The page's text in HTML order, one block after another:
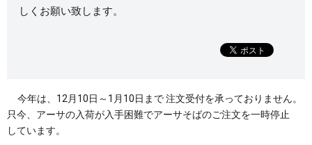
しくお願い致します。
今年は、12月10日～1月10日まで 注文受付を承っておりません。
只今、アーサの入荷が入手困難でアーサそばのご注文を一時停止
しています。